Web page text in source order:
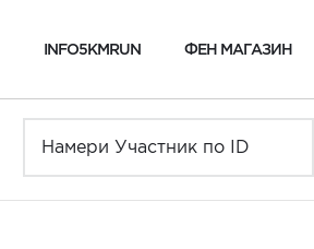
INFO5KMRUN ФЕН МАГАЗИН